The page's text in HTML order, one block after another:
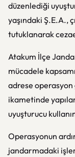
düzenlediği
yaşındaki Ş.E.A.,
tutuklanarak
Atakum İlçe
mücadele
adrese operasyon
ikametinde
uyuşturucu
Operasyonun
jandarmadaki